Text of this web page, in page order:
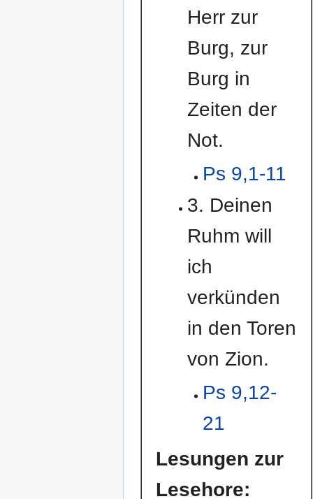
Herr zur
Burg, zur
Burg in
Zeiten der
Not.
Ps 9,1-11
3. Deinen
Ruhm will
ich
verkünden
in den Toren
von Zion.
Ps 9,12-
21
Lesungen zur
Lesehore: